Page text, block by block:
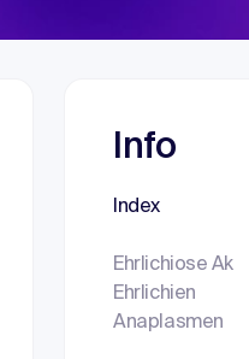
Info
Index
Ehrlichiose Ak
Ehrlichien
Anaplasmen